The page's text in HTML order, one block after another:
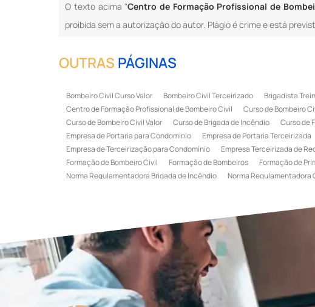
O texto acima "Centro de Formação Profissional de
proibida sem a autorização do autor. Plágio é crime e está
OUTRAS PÁGINAS
Bombeiro Civil Curso Valor Bombeiro Civil Terceirizado Brigadista
Centro de Formação Profissional de Bombeiro Civil
Curso de Bombeiro
Curso de Bombeiro Civil Valor
Curso de Brigada de Incêndio Curso de
Empresa de Portaria para Condomínio
Empresa de Portaria Terceirizada
Empresa de Terceirização para Condomínio
Empresa Terceirizada de
Formação de Bombeiro Civil
Formação de Bombeiros Formação de
Norma Regulamentadora Brigada de Incêndio
Norma Regulamentadora
Serviço Especializado em
Terceirização de Recepcionista
Treinamento de Brigada de Emergência
Treinamento de Brigada de
Treinamento de Combate a Incêndio NR 23
Treinamento de Incêndio
Treinamento de Primeiros Socorros para CIPA
Treinamento de Primeiros